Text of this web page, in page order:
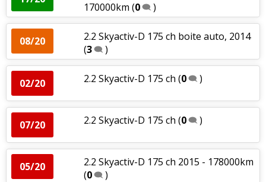
170000km (0 )
08/20
2.2 Skyactiv-D 175 ch boite auto, 2014
(3 )
02/20 2.2 Skyactiv-D 175 ch (0 )
07/20 2.2 Skyactiv-D 175 ch (0 )
05/20
2.2 Skyactiv-D 175 ch 2015 - 178000km
(0 )